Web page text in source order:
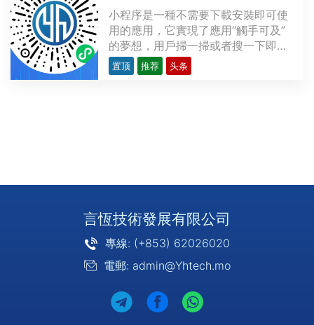
小程序是一種不需要下載安裝即可使
用的應用，它實現了應用“觸手可及”
的夢想，用戶掃一掃或者搜一下即可
打開應用。也體現了“用完即走”的理
念，用戶不用關心是否安裝太多應用
置顶 推荐 头条
言恆技術發展有限公司
專線: (+853) 62026020
電郵: admin@Yhtech.mo